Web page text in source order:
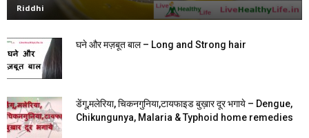
Riddhi
घने और मज़बूत बाल – Long and Strong hair
डेंगू,मलेरिया, चिकनगुनिया,टायफाइड बुख़ार दूर भगाये – Dengue,
Chikungunya, Malaria & Typhoid home remedies